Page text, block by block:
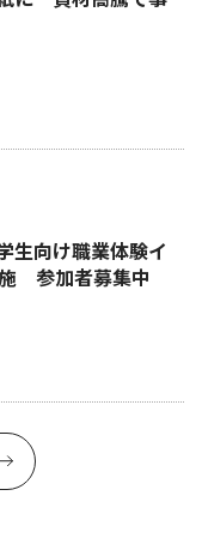
向け職業体験イ
参加者募集中